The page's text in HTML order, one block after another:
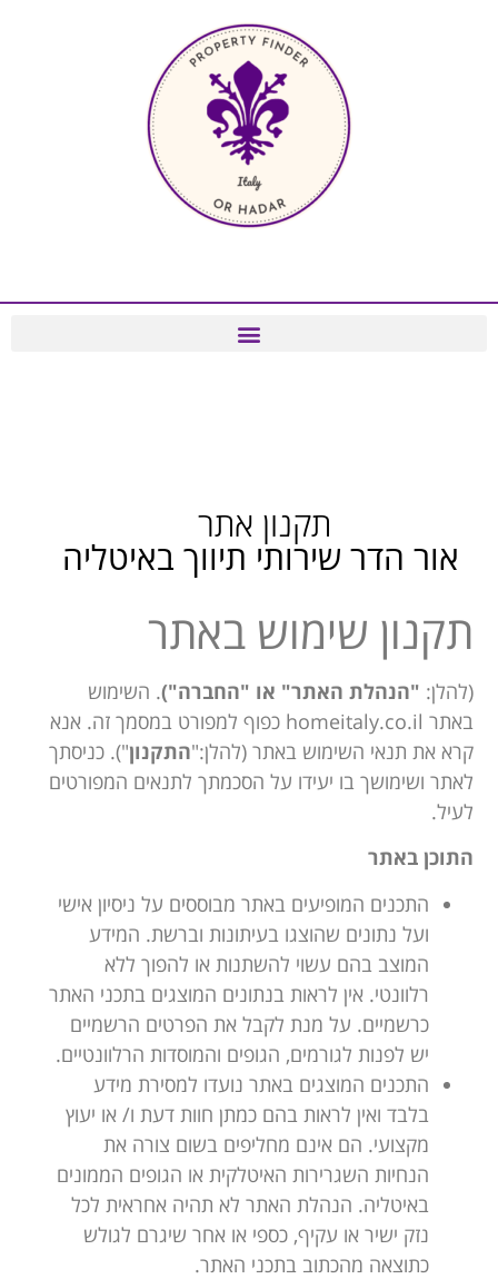
תקנון אתר
אור הדר שירותי תיווך באיטליה
תקנון שימוש באתר
(להלן: "הנהלת האתר" או "החברה"). השימוש
באתר homeitaly.co.il כפוף למפורט במסמך זה. אנא
קרא את תנאי השימוש באתר (להלן:"התקנון"). כניסתך
לאתר ושימושך בו יעידו על הסכמתך לתנאים המפורטים
לעיל.
התוכן באתר
התכנים המופיעים באתר מבוססים על ניסיון אישי
ועל נתונים שהוצגו בעיתונות וברשת. המידע
המוצב בהם עשוי להשתנות או להפוך ללא
רלוונטי. אין לראות בנתונים המוצגים בתכני האתר
כרשמיים. על מנת לקבל את הפרטים הרשמיים
יש לפנות לגורמים, הגופים והמוסדות הרלוונטיים.
התכנים המוצגים באתר נועדו למסירת מידע
בלבד ואין לראות בהם כמתן חוות דעת ו/ או יעוץ
מקצועי. הם אינם מחליפים בשום צורה את
הנחיות השגרירות האיטלקית או הגופים הממונים
באיטליה. הנהלת האתר לא תהיה אחראית לכל
נזק ישיר או עקיף, כספי או אחר שיגרם לגולש
כתוצאה מהכתוב בתכני האתר.